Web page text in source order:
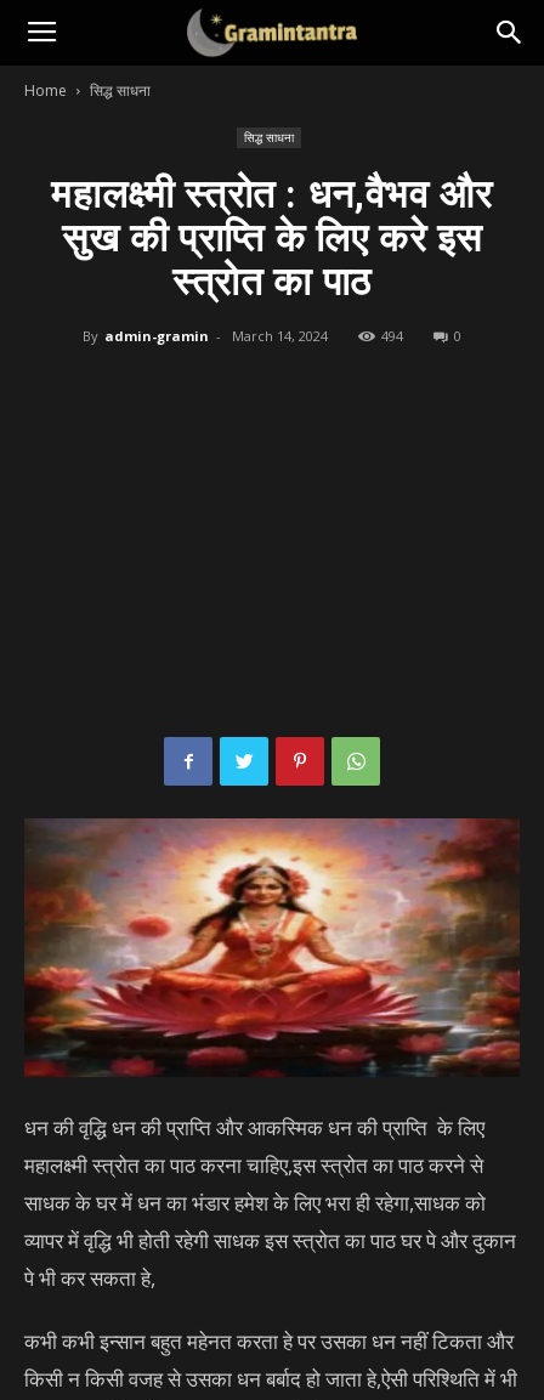
Home सिद्ध साधना
सिद्ध साधना
महालक्ष्मी स्त्रोत : धन,वैभव और
सुख की प्राप्ति के लिए करे इस
स्त्रोत का पाठ
By admin-gramin - March 14, 2024 494 0
धन की वृद्धि धन की प्राप्ति और आकस्मिक धन की प्राप्ति के लिए
महालक्ष्मी स्त्रोत का पाठ करना चाहिए,इस स्त्रोत का पाठ करने से
साधक के घर में धन का भंडार हमेश के लिए भरा ही रहेगा,साधक को
व्यापर में वृद्धि भी होती रहेगी साधक इस स्त्रोत का पाठ घर पे और दुकान
पे भी कर सकता हे,
कभी कभी इन्सान बहुत महेनत करता हे पर उसका धन नहीं टिकता और
किसी न किसी वजह से उसका धन बर्बाद हो जाता हे,ऐसी परिश्थिति में भी